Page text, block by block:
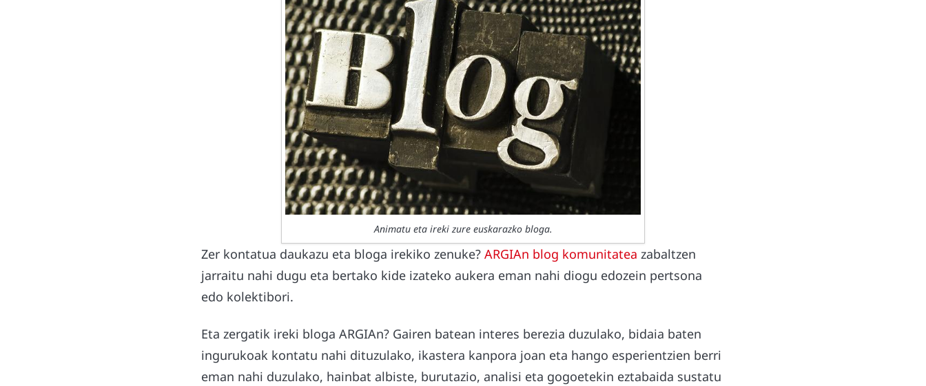
Animatu eta ireki zure euskarazko bloga.
Zer kontatua daukazu eta bloga irekiko zenuke? ARGIAn blog komunitatea zabaltzen
jarraitu nahi dugu eta bertako kide izateko aukera eman nahi diogu edozein pertsona
edo kolektibori.
Eta zergatik ireki bloga ARGIAn? Gairen batean interes berezia duzulako, bidaia baten
ingurukoak kontatu nahi dituzulako, ikastera kanpora joan eta hango esperientzien berri
eman nahi duzulako, hainbat albiste, burutazio, analisi eta gogoetekin eztabaida sustatu